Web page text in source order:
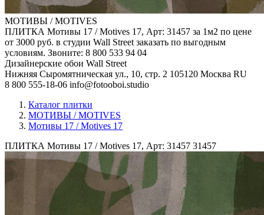
МОТИВЫ / MOTIVES
ПЛИТКА Мотивы 17 / Motives 17, Арт: 31457 за 1м2 по цене
от 3000 руб. в студии Wall Street заказать по выгодным
условиям. Звоните: 8 800 533 94 04
Дизайнерские обои Wall Street
Нижняя Сыромятническая ул., 10, стр. 2 105120 Москва RU
8 800 555-18-06 info@fotooboi.studio
Каталог плитки
МОТИВЫ / MOTIVES
Мотивы 17 / Motives 17
ПЛИТКА Мотивы 17 / Motives 17, Арт: 31457 31457